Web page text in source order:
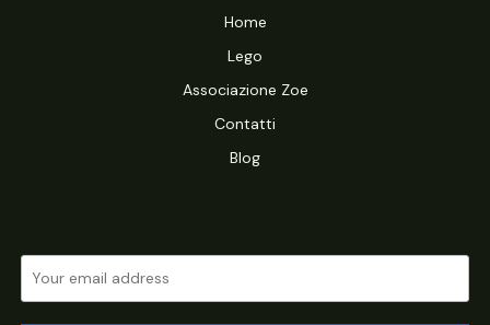
Home
Lego
Associazione Zoe
Contatti
Blog